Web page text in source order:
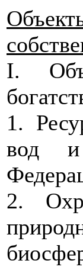
I.
1.
вод и
2.